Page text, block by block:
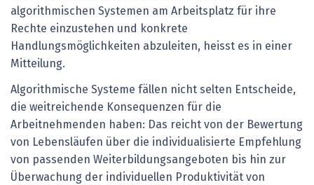
algorithmischen Systemen am Arbeitsplatz für ihre
Rechte einzustehen und konkrete
Handlungsmöglichkeiten abzuleiten, heisst es in einer
Mitteilung.
Algorithmische Systeme fällen nicht selten Entscheide,
die weitreichende Konsequenzen für die
Arbeitnehmenden haben: Das reicht von der Bewertung
von Lebensläufen über die individualisierte Empfehlung
von passenden Weiterbildungsangeboten bis hin zur
Überwachung der individuellen Produktivität von